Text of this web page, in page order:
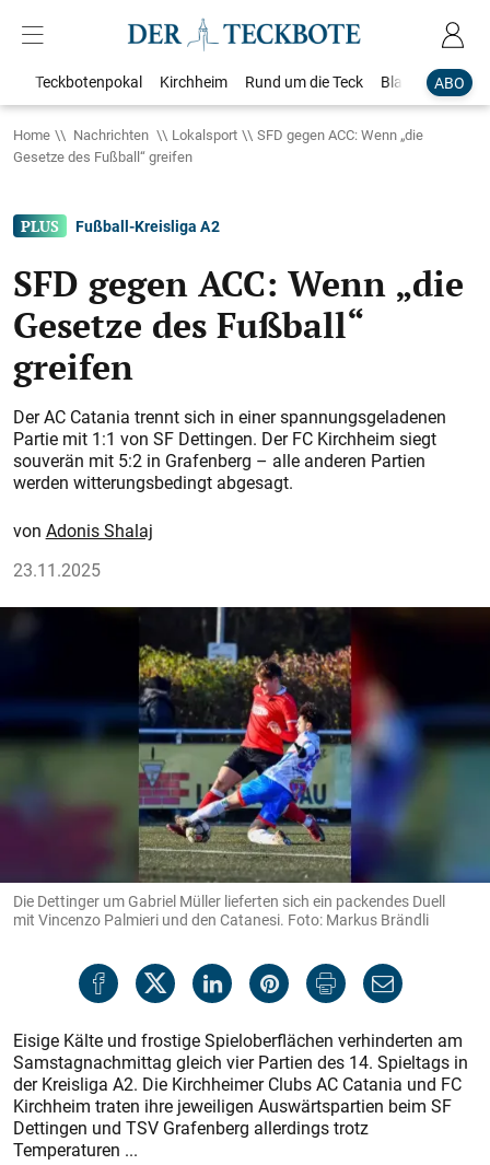
ABO
Teckbotenpokal Kirchheim Rund um die Teck Blaulicht
Home Nachrichten Lokalsport
SFD gegen ACC: Wenn „die
Gesetze des Fußball“ greifen
Fußball-Kreisliga A 2
SFD gegen ACC: Wenn „die
Gesetze des Fußball“
greifen
Der AC Catania trennt sich in einer spannungsgeladenen
Partie mit 1:1 von SF Dettingen. Der FC Kirchheim siegt
souverän mit 5:2 in Grafenberg – alle anderen Partien
werden witterungsbedingt abgesagt.
Adonis Shalaj
23.11.2025
Die Dettinger um Gabriel Müller lieferten sich ein packendes Duell
mit Vincenzo Palmieri und den Catanesi. Foto: Markus Brändli
Eisige Kälte und frostige Spieloberflächen verhinderten am
Samstagnachmittag gleich vier Partien des 14. Spieltags in
der Kreisliga A2. Die Kirchheimer Clubs AC Catania und FC
Kirchheim traten ihre jeweiligen Auswärtspartien beim SF
Dettingen und TSV Grafenberg allerdings trotz
Temperaturen ...